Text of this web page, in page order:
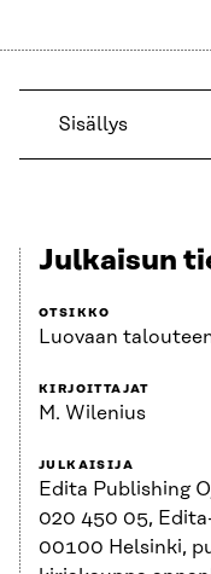
Sisällys
Julkaisun
OTSIKKO
Luovaan
KIRJOITTAJAT
M. Wilenius
JULKAISIJA
Edita Publishing
020 450 05,
00100 Helsinki,